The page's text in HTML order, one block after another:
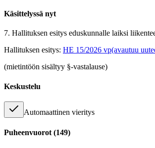
Käsittelyssä nyt
7. Hallituksen esitys eduskunnalle laiksi
Hallituksen esitys: HE 15/2026 vp(avautuu
(mietintöön sisältyy §-vastalause)
Keskustelu
Automaattinen vieritys
Puheenvuorot (149)